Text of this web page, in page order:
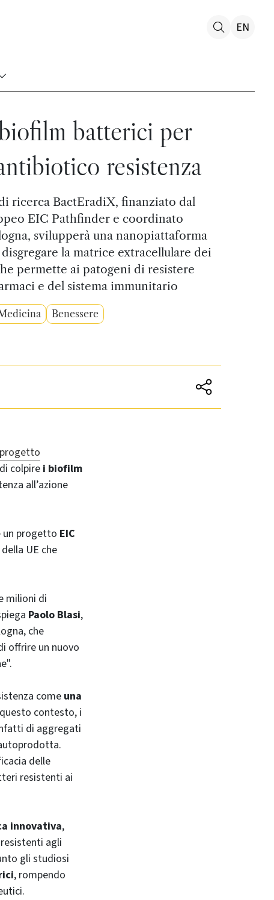
EN
batterici per
resistenza
ricerca BactEradiX, finanziato dal
EIC Pathfinder e coordinato
svilupperà una nanopiattaforma
la matrice extracellulare dei
permette ai patogeni di resistere
e del sistema immunitario
Benessere
colpire i biofilm
all’azione
un progetto EIC
UE che
milioni di
Paolo Blasi,
che
offrire un nuovo
come una
contesto, i
di aggregati
delle
resistenti ai
innovativa,
agli
gli studiosi
, rompendo